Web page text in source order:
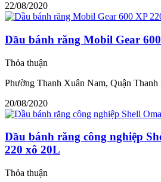
22/08/2020
Dầu bánh răng Mobil Gear
Thỏa thuận
Phường Thanh Xuân Nam, Quận
20/08/2020
Dầu bánh răng công nghiệp
220 xô 20L
Thỏa thuận